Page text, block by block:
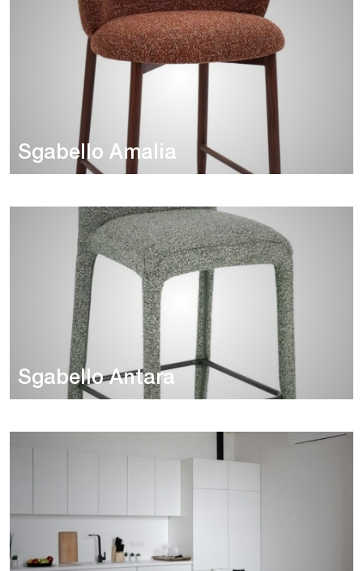
Sgabello Amalia
Sgabello Antara